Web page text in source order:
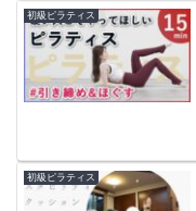
初級ピラティス
初級ピラティス